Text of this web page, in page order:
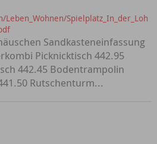
Spielplatz_In_der_Loh
Sandkasteneinfassung
Picknicktisch 442.95
442.45 Bodentrampolin
Rutschenturm...